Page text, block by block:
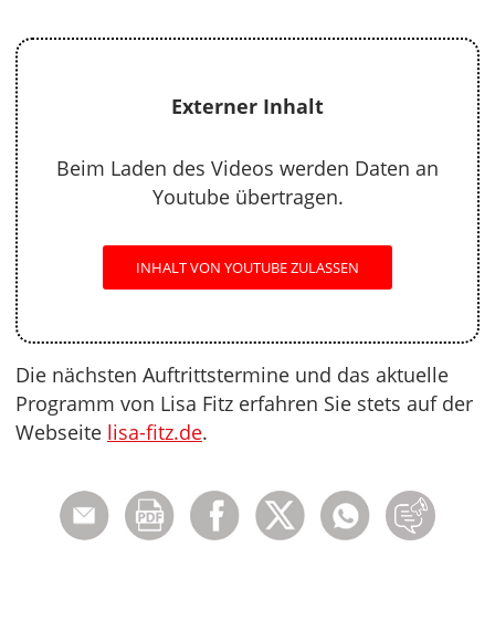
Externer Inhalt
Beim Laden des Videos werden Daten an
Youtube übertragen.
INHALT VON YOUTUBE ZULASSEN
Die nächsten Auftrittstermine und das aktuelle
Programm von Lisa Fitz erfahren Sie stets auf der
Webseite lisa-fitz.de.